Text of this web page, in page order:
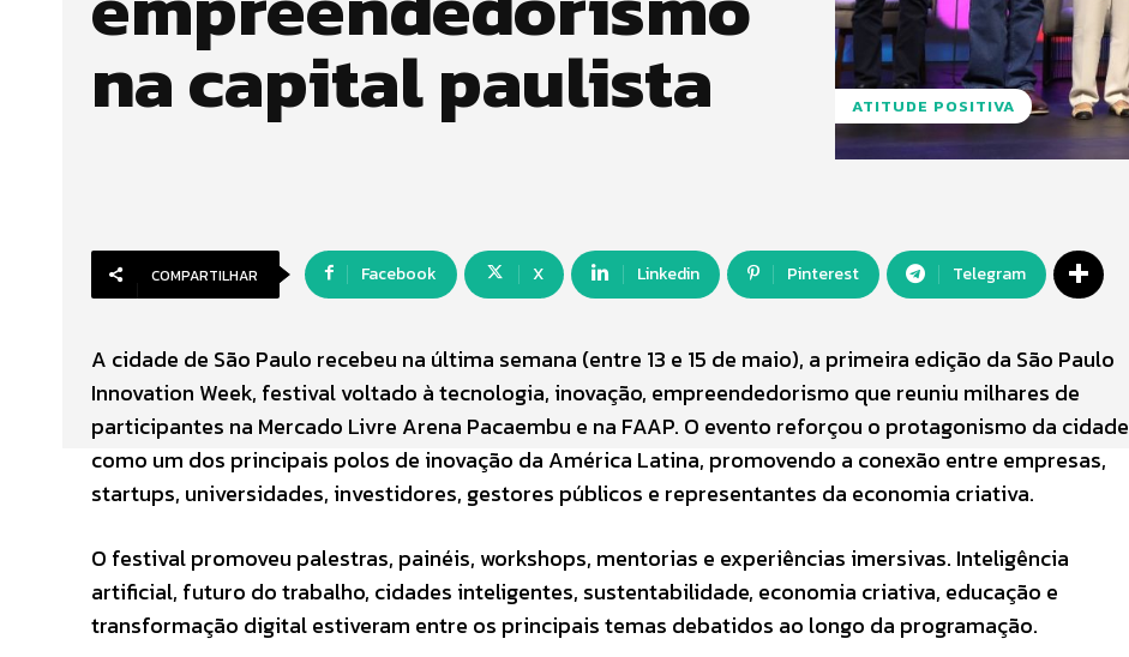
na capital paulista ATITUDE POSITIVA
COMPARTILHAR Facebook X Linkedin Pinterest Telegram
A cidade de São Paulo recebeu na última semana (entre 13 e 15 de maio), a primeira edição da São Paulo
Innovation Week, festival voltado à tecnologia, inovação, empreendedorismo que reuniu milhares de
participantes na Mercado Livre Arena Pacaembu e na FAAP. O evento reforçou o protagonismo da cidade
como um dos principais polos de inovação da América Latina, promovendo a conexão entre empresas,
startups, universidades, investidores, gestores públicos e representantes da economia criativa.
O festival promoveu palestras, painéis, workshops, mentorias e experiências imersivas. Inteligência
artificial, futuro do trabalho, cidades inteligentes, sustentabilidade, economia criativa, educação e
transformação digital estiveram entre os principais temas debatidos ao longo da programação.